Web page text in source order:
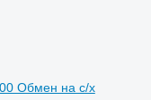
Обмен на с/х